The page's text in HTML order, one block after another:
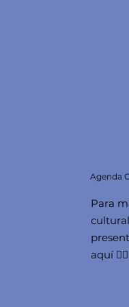
Agenda
Para
aquí 👇🏻